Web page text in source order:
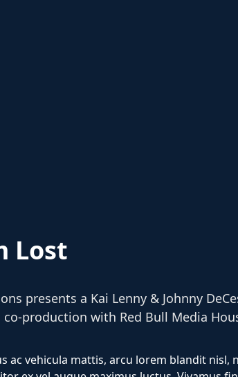
Lost
presents a Kai Lenny & Johnny
co-production with Red Bull Media
ac vehicula mattis, arcu lorem blandit nisl,